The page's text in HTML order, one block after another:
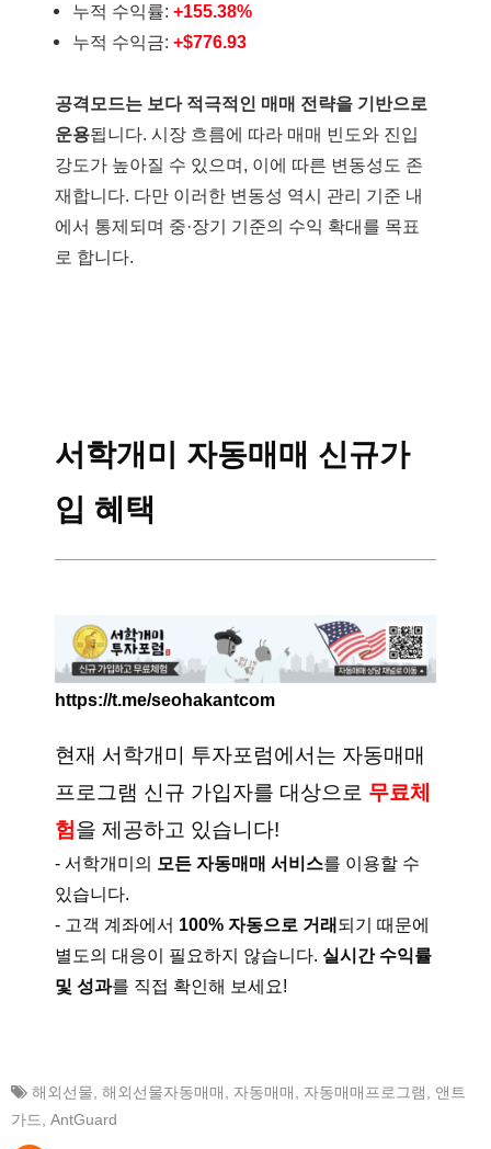
누적 수익률: +155.38%
누적 수익금: +$776.93
공격모드는 보다 적극적인 매매 전략을 기반으로
운용됩니다. 시장 흐름에 따라 매매 빈도와 진입
강도가 높아질 수 있으며, 이에 따른 변동성도 존
재합니다. 다만 이러한 변동성 역시 관리 기준 내
에서 통제되며 중·장기 기준의 수익 확대를 목표
로 합니다.
서학개미 자동매매 신규가
입 혜택
https://t.me/seohakantcom
현재 서학개미 투자포럼에서는 자동매매
프로그램 신규 가입자를 대상으로 무료체
험을 제공하고 있습니다!
- 서학개미의 모든 자동매매 서비스를 이용할 수
있습니다.
- 고객 계좌에서 100% 자동으로 거래 되기 때문에
별도의 대응이 필요하지 않습니다. 실시간 수익률
및 성과를 직접 확인해 보세요!
해외선물, 해외선물자동매매, 자동매매, 자동매매프로그램, 앤트
가드, AntGuard